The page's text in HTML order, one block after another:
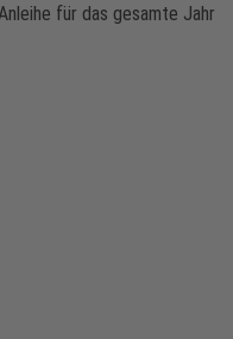
für das gesamte Jahr